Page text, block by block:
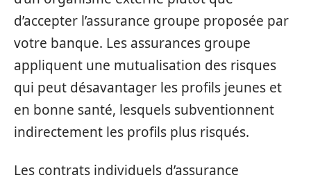
d’accepter l’assurance groupe proposée par
votre banque. Les assurances groupe
appliquent une mutualisation des risques
qui peut désavantager les profils jeunes et
en bonne santé, lesquels subventionnent
indirectement les profils plus risqués.
Les contrats individuels d’assurance